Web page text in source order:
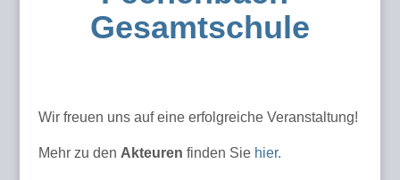
Gesamtschule
Wir freuen uns auf eine erfolgreiche Veranstaltung!
Mehr zu den Akteuren finden Sie hier.